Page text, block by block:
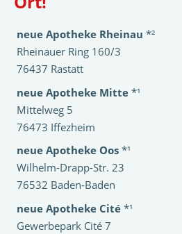
neue Apotheke Rheinau *²
Rheinauer Ring 160/3
76437 Rastatt
neue Apotheke Mitte *¹
Mittelweg 5
76473 Iffezheim
neue Apotheke Oos *¹
Wilhelm-Drapp-Str. 23
76532 Baden-Baden
neue Apotheke Cité *¹
Gewerbepark Cité 7